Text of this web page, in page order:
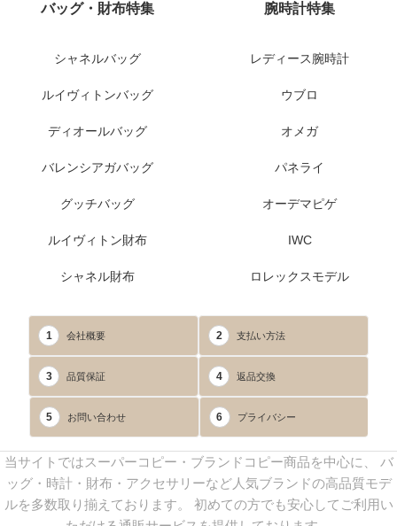
バッグ・財布特集
シャネルバッグ
ルイヴィトンバッグ
ディオールバッグ
バレンシアガバッグ
グッチバッグ
ルイヴィトン財布
シャネル財布
腕時計特集
レディース腕時計
ウブロ
オメガ
パネライ
オーデマピゲ
IWC
ロレックスモデル
1 会社概要 2 支払い方法
3 品質保証 4 返品交換
5 お問い合わせ 6 プライバシー
当サイトではスーパーコピー・ブランドコピー商品を中心に、 バ
ッグ・時計・財布・アクセサリーなど人気ブランドの高品質モデ
ルを多数取り揃えております。 初めての方でも安心してご利用い